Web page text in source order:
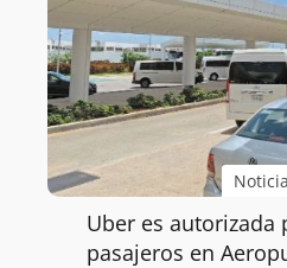
Uber es autorizada
pasajeros en